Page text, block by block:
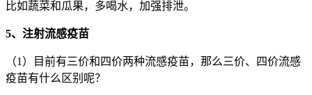
比如蔬菜和瓜果，多喝水，加强排泄。
5、注射流感疫苗
（1）目前有三价和四价两种流感疫苗，那么三价、四价流感
疫苗有什么区别呢？